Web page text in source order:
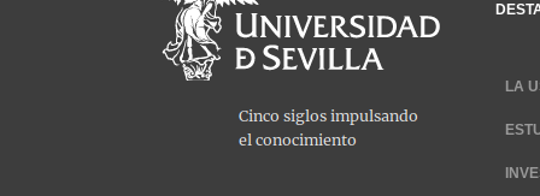
LA